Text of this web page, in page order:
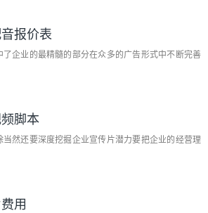
报价表
了企业的最精髓的部分在众多的广告形式中不断完善
脚本
然还要深度挖掘企业宣传片潜力要把企业的经营理
用